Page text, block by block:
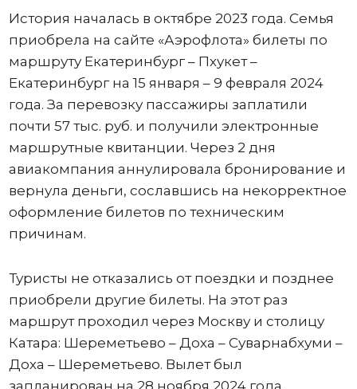
История началась в октябре 2023 года. Семья
приобрела на сайте «Аэрофлота» билеты по
маршруту Екатеринбург – Пхукет –
Екатеринбург на 15 января – 9 февраля 2024
года. За перевозку пассажиры заплатили
почти 57 тыс. руб. и получили электронные
маршрутные квитанции. Через 2 дня
авиакомпания аннулировала бронирование и
вернула деньги, сославшись на некорректное
оформление билетов по техническим
причинам.
Туристы не отказались от поездки и позднее
приобрели другие билеты. На этот раз
маршрут проходил через Москву и столицу
Катара: Шереметьево – Доха – Суварнабхуми –
Доха – Шереметьево. Вылет был
запланирован на 28 ноября 2024 года,